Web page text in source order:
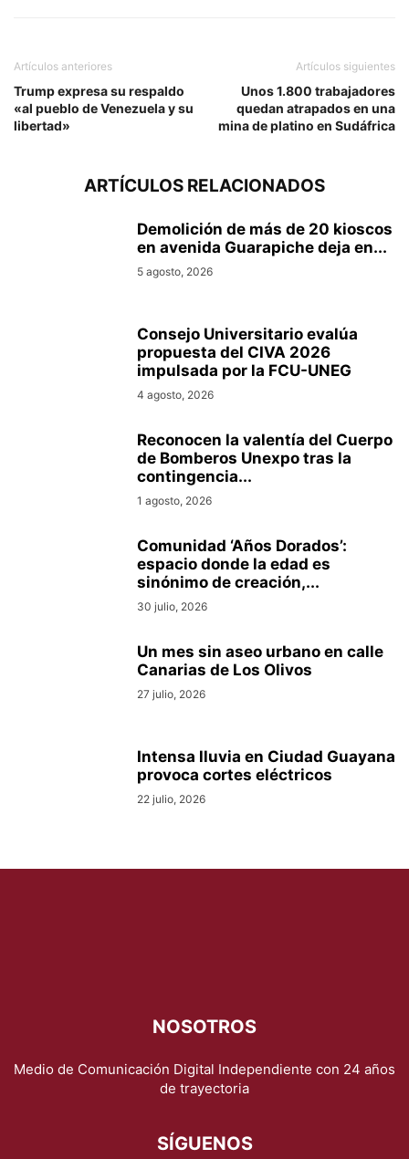
Artículos anteriores
Trump expresa su respaldo
«al pueblo de Venezuela y su
libertad»
Artículos siguientes
Unos 1.800 trabajadores
quedan atrapados en una
mina de platino en Sudáfrica
ARTÍCULOS RELACIONADOS
Demolición de más de 20 kioscos
en avenida Guarapiche deja en...
5 agosto, 2026
Consejo Universitario evalúa
propuesta del CIVA 2026
impulsada por la FCU-UNEG
4 agosto, 2026
Reconocen la valentía del Cuerpo
de Bomberos Unexpo tras la
contingencia...
1 agosto, 2026
Comunidad ‘Años Dorados’:
espacio donde la edad es
sinónimo de creación,...
30 julio, 2026
Un mes sin aseo urbano en calle
Canarias de Los Olivos
27 julio, 2026
Intensa lluvia en Ciudad Guayana
provoca cortes eléctricos
22 julio, 2026
NOSOTROS
Medio de Comunicación Digital Independiente con 24 años
de trayectoria
SÍGUENOS